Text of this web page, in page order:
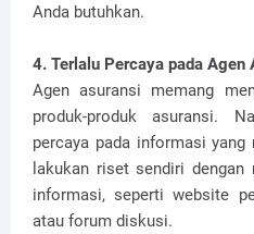
Anda butuhkan.
4. Terlalu Percaya pada Agen
Agen asuransi memang
produk-produk asuransi.
percaya pada informasi yang
lakukan riset sendiri dengan
informasi, seperti website
atau forum diskusi.